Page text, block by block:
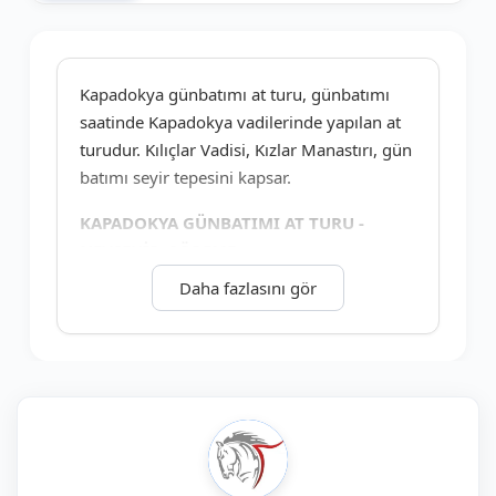
+7
Kapadokya günbatımı at turu, günbatımı
saatinde Kapadokya vadilerinde yapılan at
turudur. Kılıçlar Vadisi, Kızlar Manastırı, gün
batımı seyir tepesini kapsar.
KAPADOKYA GÜNBATIMI AT TURU -
TUR :Kapadokya Günbatımı
ÇIKIŞ SAATİ :17:30 At Turu Başlama
TURUN YAPILDIĞI ROTA:
Daha fazlasını gör